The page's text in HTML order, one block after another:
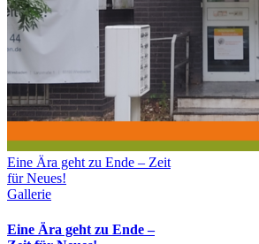
Eine Ära geht zu Ende – Zeit
für Neues!
Gallerie
Eine Ära geht zu Ende –